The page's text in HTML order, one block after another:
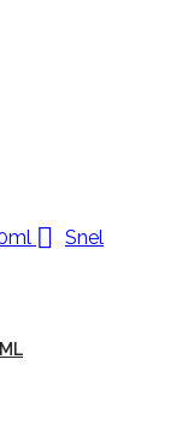

Snel